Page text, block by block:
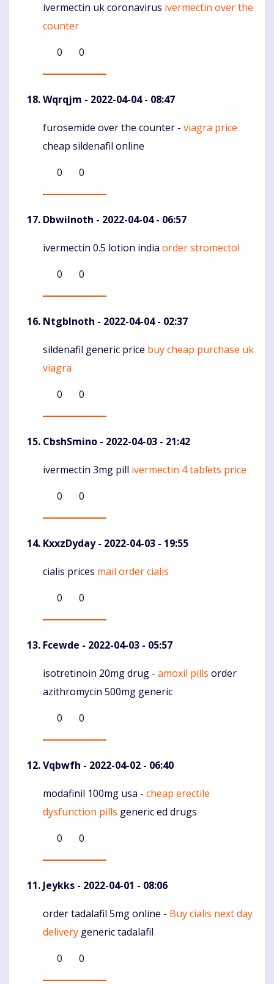
Komentaras
ivermectin uk coronavirus ivermectin over the
counter
0
0
Wqrqjm - 2022-04-04 - 08:47
Komentaras
furosemide over the counter - viagra price
cheap sildenafil online
0
0
DbwiInoth - 2022-04-04 - 06:57
Komentaras
ivermectin 0.5 lotion india order stromectol
0
0
NtgbInoth - 2022-04-04 - 02:37
Komentaras
sildenafil generic price buy cheap purchase uk
viagra
0
0
CbshSmino - 2022-04-03 - 21:42
Komentaras
ivermectin 3mg pill ivermectin 4 tablets price
0
0
KxxzDyday- 2022-04-03 - 19:55
Komentaras
cialis prices mail order cialis
0
0
Fcewde - 2022-04-03 - 05:57
Komentaras
isotretinoin 20mg drug - amoxil pills order
azithromycin 500mg generic
0
0
Vqbwfh - 2022-04-02 - 06:40
Komentaras
modafinil 100mg usa - cheap erectile
dysfunction pills generic ed drugs
0
0
Jeykks - 2022-04-01 - 08:06
Komentaras
order tadalafil 5mg online - Buy cialis next day
delivery generic tadalafil
0
0